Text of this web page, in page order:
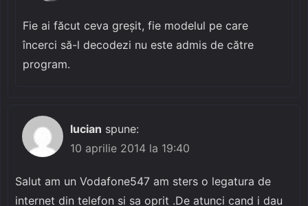
Fie ai făcut ceva greșit, fie modelul pe care
încerci să-l decodezi nu este admis de către
program.
lucian spune:
10 aprilie 2014 la 19:40
Salut am un Vodafone547 am sters o legatura de
internet din telefon si sa oprit .De atunci cand i dau